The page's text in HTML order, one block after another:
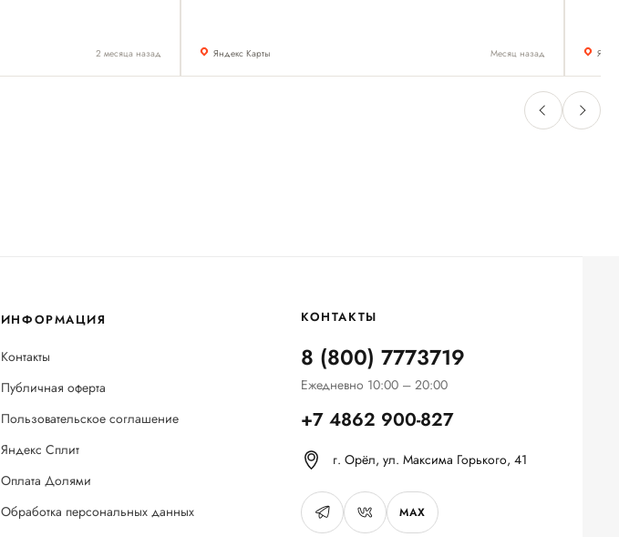
2 месяца назад Яндекс Карты Месяц назад
ИНФОРМАЦИЯ
Контакты
Публичная оферта
Пользовательское соглашение
Яндекс Сплит
Оплата Долями
Обработка персональных данных
КОНТАКТЫ
8 (800) 7773719
Ежедневно 10:00 – 20:00
+7 4862 900-827
г. Орёл, ул. Максима Горького, 41
MAX